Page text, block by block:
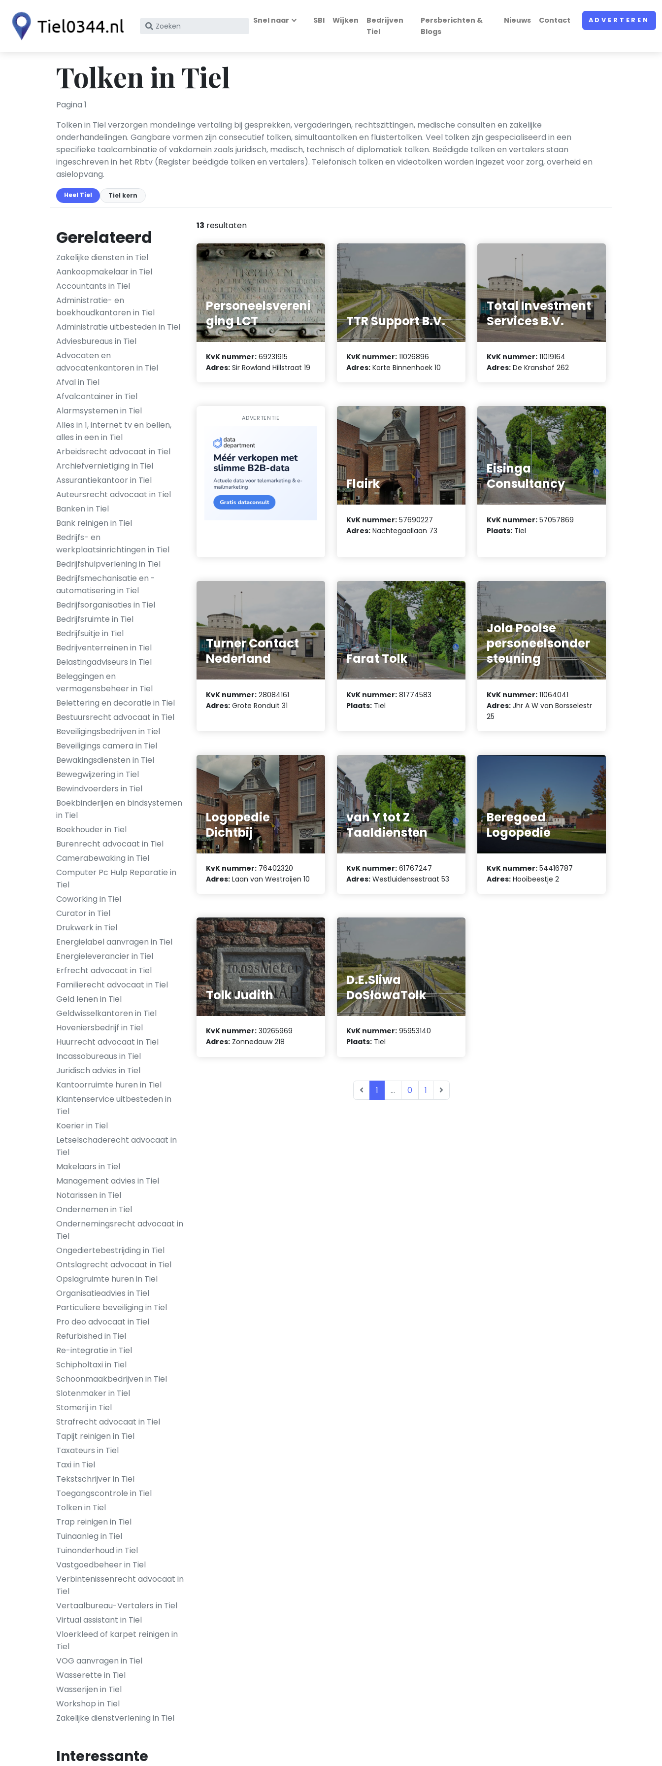
Zoek
KvK
nummer
Snel naar SBI Wijken
Bedrijven
Tiel
Persberichten &
Blogs
Nieuws Contact ADVERTEREN
Tolken in Tiel
Pagina 1
Tolken in Tiel verzorgen mondelinge vertaling bij gesprekken, vergaderingen, rechtszittingen, medische consulten en zakelijke
onderhandelingen. Gangbare vormen zijn consecutief tolken, simultaantolken en fluistertolken. Veel tolken zijn gespecialiseerd in een
specifieke taalcombinatie of vakdomein zoals juridisch, medisch, technisch of diplomatiek tolken. Beëdigde tolken en vertalers staan
ingeschreven in het Rbtv (Register beëdigde tolken en vertalers). Telefonisch tolken en videotolken worden ingezet voor zorg, overheid en
asielopvang.
Heel Tiel Tiel kern
Gerelateerd
Zakelijke diensten in Tiel
Aankoopmakelaar in Tiel
Accountants in Tiel
Administratie- en
boekhoudkantoren in Tiel
Administratie uitbesteden in Tiel
Adviesbureaus in Tiel
Advocaten en
advocatenkantoren in Tiel
Afval in Tiel
Afvalcontainer in Tiel
Alarmsystemen in Tiel
Alles in 1, internet tv en bellen,
alles in een in Tiel
Arbeidsrecht advocaat in Tiel
Archiefvernietiging in Tiel
Assurantiekantoor in Tiel
Auteursrecht advocaat in Tiel
Banken in Tiel
Bank reinigen in Tiel
Bedrijfs- en
werkplaatsinrichtingen in Tiel
Bedrijfshulpverlening in Tiel
Bedrijfsmechanisatie en -
automatisering in Tiel
Bedrijfsorganisaties in Tiel
Bedrijfsruimte in Tiel
Bedrijfsuitje in Tiel
Bedrijventerreinen in Tiel
Belastingadviseurs in Tiel
Beleggingen en
vermogensbeheer in Tiel
Belettering en decoratie in Tiel
Bestuursrecht advocaat in Tiel
Beveiligingsbedrijven in Tiel
Beveiligings camera in Tiel
Bewakingsdiensten in Tiel
Bewegwijzering in Tiel
Bewindvoerders in Tiel
Boekbinderijen en bindsystemen
in Tiel
Boekhouder in Tiel
Burenrecht advocaat in Tiel
Camerabewaking in Tiel
Computer Pc Hulp Reparatie in
Tiel
Coworking in Tiel
Curator in Tiel
Drukwerk in Tiel
Energielabel aanvragen in Tiel
Energieleverancier in Tiel
Erfrecht advocaat in Tiel
Familierecht advocaat in Tiel
Geld lenen in Tiel
Geldwisselkantoren in Tiel
Hoveniersbedrijf in Tiel
Huurrecht advocaat in Tiel
Incassobureaus in Tiel
Juridisch advies in Tiel
Kantoorruimte huren in Tiel
Klantenservice uitbesteden in
Tiel
Koerier in Tiel
Letselschaderecht advocaat in
Tiel
Makelaars in Tiel
Management advies in Tiel
Notarissen in Tiel
Ondernemen in Tiel
Ondernemingsrecht advocaat in
Tiel
Ongediertebestrijding in Tiel
Ontslagrecht advocaat in Tiel
Opslagruimte huren in Tiel
Organisatieadvies in Tiel
Particuliere beveiliging in Tiel
Pro deo advocaat in Tiel
Refurbished in Tiel
Re-integratie in Tiel
Schipholtaxi in Tiel
Schoonmaakbedrijven in Tiel
Slotenmaker in Tiel
Stomerij in Tiel
Strafrecht advocaat in Tiel
Tapijt reinigen in Tiel
Taxateurs in Tiel
Taxi in Tiel
Tekstschrijver in Tiel
Toegangscontrole in Tiel
Tolken in Tiel
Trap reinigen in Tiel
Tuinaanleg in Tiel
Tuinonderhoud in Tiel
Vastgoedbeheer in Tiel
Verbintenissenrecht advocaat in
Tiel
Vertaalbureau-Vertalers in Tiel
Virtual assistant in Tiel
Vloerkleed of karpet reinigen in
Tiel
VOG aanvragen in Tiel
Wasserette in Tiel
Wasserijen in Tiel
Workshop in Tiel
Zakelijke dienstverlening in Tiel
Interessante
13 resultaten
Personeelsvereni
ging LCT
KvK nummer: 69231915
Adres: Sir Rowland Hillstraat 19
TTR Support B.V.
KvK nummer: 11026896
Adres: Korte Binnenhoek 10
Total Investment
Services B.V.
KvK nummer: 11019164
Adres: De Kranshof 262
ADVERTENTIE
Flairk
KvK nummer: 57690227
Adres: Nachtegaallaan 73
Eisinga
Consultancy
KvK nummer: 57057869
Plaats: Tiel
Turner Contact
Nederland
KvK nummer: 28084161
Adres: Grote Ronduit 31
Farat Tolk
KvK nummer: 81774583
Plaats: Tiel
Jola Poolse
personeelsonder
steuning
KvK nummer: 11064041
Adres: Jhr A W van Borsselestr
25
Logopedie
Dichtbij
KvK nummer: 76402320
Adres: Laan van Westroijen 10
van Y tot Z
Taaldiensten
KvK nummer: 61767247
Adres: Westluidensestraat 53
Beregoed
Logopedie
KvK nummer: 54416787
Adres: Hooibeestje 2
Tolk Judith
KvK nummer: 30265969
Adres: Zonnedauw 218
D.E.Sliwa
DoSłowaTolk
KvK nummer: 95953140
Plaats: Tiel
1 ... 0 1